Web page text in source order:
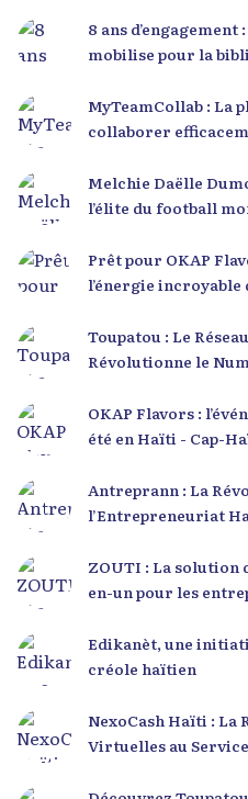
8 ans
mobilise pour la
MyTeamCollab : La
collaborer
Melchie Daëlle
l’élite du football
Prêt pour OKAP
l’énergie incroyable
Toupatou : Le
Révolutionne le
OKAP Flavors :
été en Haïti - Cap-
Antreprann : La
l’Entrepreneuriat
ZOUTI : La solution
en-un pour les
Edikanèt, une
créole haïtien
NexoCash Haïti : La
Virtuelles au